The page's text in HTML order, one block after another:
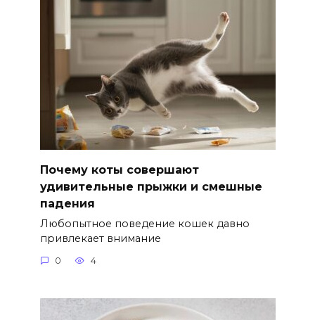
Почему коты совершают
удивительные прыжки и смешные
падения
Любопытное поведение кошек давно
привлекает внимание
0 4